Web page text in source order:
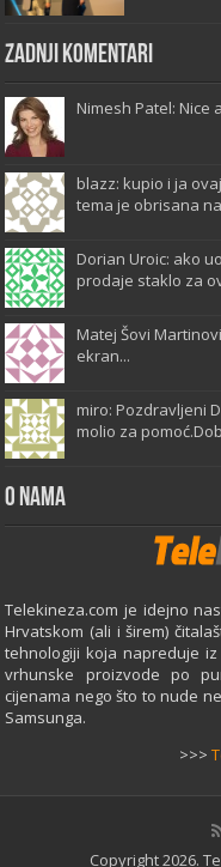
Zadnji komentari
Nimesh Patel: Nice
blazz: kupio i ja
tema je obrisana
Dorian Uroic: ako
prodaje staklo za
Matej Šovi
ekran...
miro: Pozdravljeni
molio za
O Nama
Telekineza.com je idejno
Hrvatskom (ali i širem)
tehnologiji koja napreduje
vrhunske proizvode po
cijenama nego što to nude
Samsunga.
>>>
Copyright 2026.